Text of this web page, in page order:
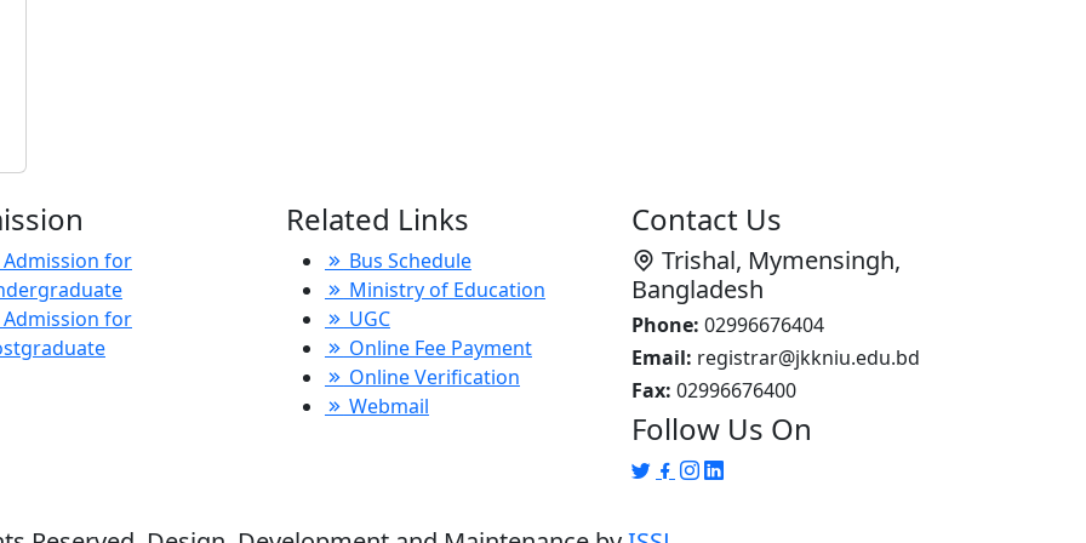
Admission for
Admission for
Related Links
Bus Schedule
Ministry of Education
UGC
Online Fee Payment
Online Verification
Webmail
Contact Us
Trishal, Mymensingh,
Bangladesh
Phone: 02996676404
Email: registrar@jkkniu.edu.bd
Fax: 02996676400
Follow Us On